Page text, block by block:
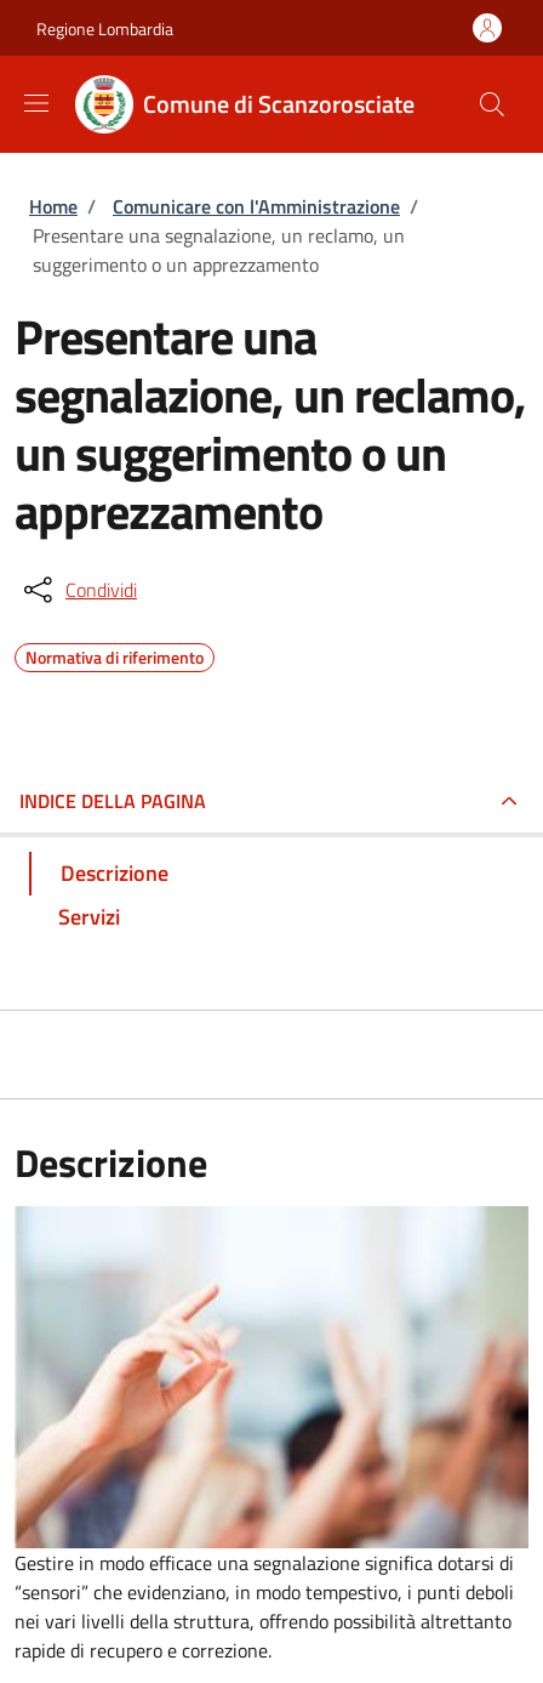
Regione Lombardia
Comune di Scanzorosciate
Briciole di pane
Home / Comunicare con l'Amministrazione /
Presentare una segnalazione, un reclamo, un
suggerimento o un apprezzamento
Presentare una
segnalazione, un reclamo,
un suggerimento o un
apprezzamento
Condividi
Normativa di riferimento
INDICE DELLA PAGINA
Descrizione
Servizi
Descrizione
Gestire in modo efficace una segnalazione significa dotarsi di
“sensori” che evidenziano, in modo tempestivo, i punti deboli
nei vari livelli della struttura, offrendo possibilità altrettanto
rapide di recupero e correzione.